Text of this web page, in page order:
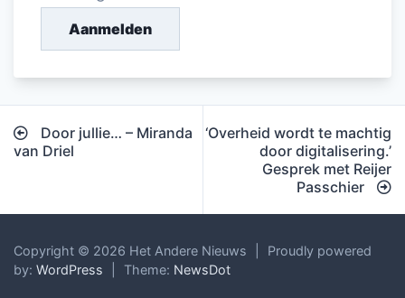
Aanmelden
Bericht
navigatie
Door jullie… – Miranda
van Driel
‘Overheid wordt te machtig
door digitalisering.’
Gesprek met Reijer
Passchier
Copyright © 2026 Het Andere Nieuws
Proudly powered
by: WordPress Theme: NewsDot